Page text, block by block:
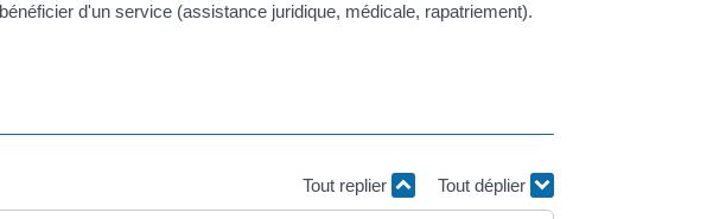
d'un service (assistance juridique, médicale, rapatriement).
Tout replier Tout déplier